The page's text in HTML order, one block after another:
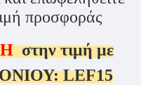
προσφοράς
στην τιμή με
LEF15